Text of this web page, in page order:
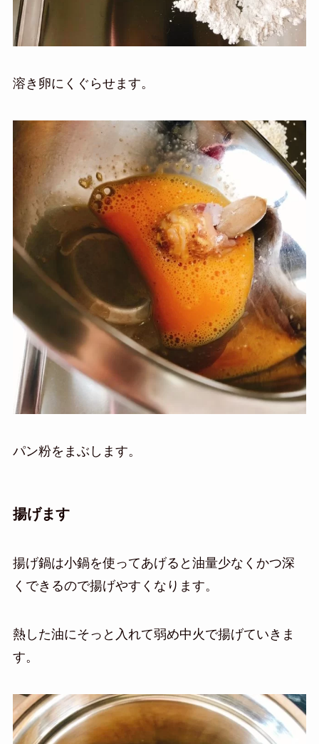
溶き卵にくぐらせます。
パン粉をまぶします。
揚げます
揚げ鍋は小鍋を使ってあげると油量少なくかつ深
くできるので揚げやすくなります。
熱した油にそっと入れて弱め中火で揚げていきま
す。